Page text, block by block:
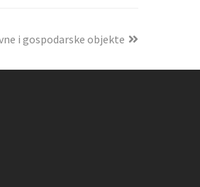
i gospodarske objekte